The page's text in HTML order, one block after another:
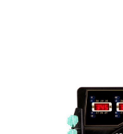
BUF.9009.105
€ 139.–